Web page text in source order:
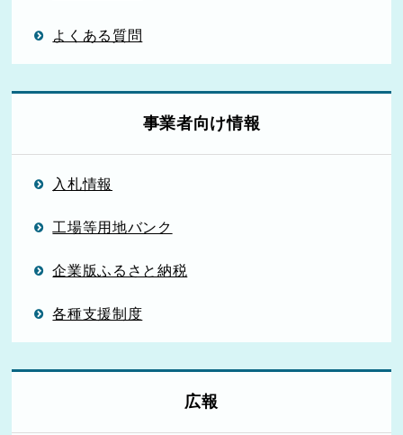
よくある質問
事業者向け情報
入札情報
工場等用地バンク
企業版ふるさと納税
各種支援制度
広報